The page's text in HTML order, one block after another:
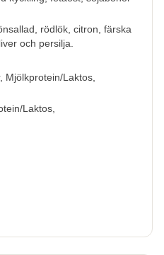
rödlök, citron, färska
och persilja.
Mjölkprotein/Laktos,
Laktos,